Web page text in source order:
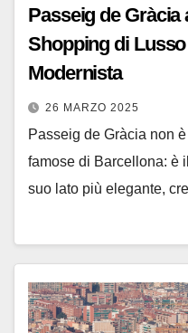
Passeig de
Shopping di
Modernista
26 MARZO 2025
Passeig de Gràcia non
famose di Barcellona: è
suo lato più elegante,